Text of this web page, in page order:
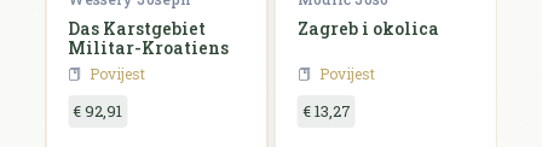
Das Karstgebiet
Militar-Kroatiens
Povijest
€ 92,91
Zagreb i okolica
Povijest
€ 13,27